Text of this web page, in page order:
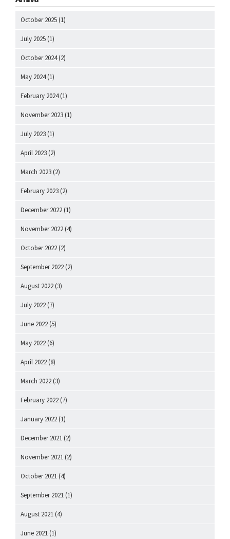
October 2025 (1)
July 2025 (1)
October 2024(2)
May 2024(1)
February 2024(1)
November 2023 (1)
July 2023 (1)
April 2023 (2)
March 2023 (2)
February 2023 (2)
December 2022 (1)
November 2022 (4)
October 2022 (2)
September 2022 (2)
August 2022 (3)
July 2022 (7)
June 2022 (5)
May 2022 (6)
April 2022 (8)
March 2022 (3)
February 2022 (7)
January 2022 (1)
December 2021 (2)
November 2021 (2)
October 2021 (4)
September 2021 (1)
August 2021 (4)
June 2021 (1)